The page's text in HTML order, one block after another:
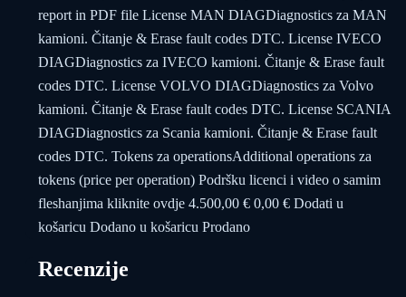
report in PDF file License MAN DIAGDiagnostics za MAN
kamioni. Čitanje & Erase fault codes DTC. License IVECO
DIAGDiagnostics za IVECO kamioni. Čitanje & Erase fault
codes DTC. License VOLVO DIAGDiagnostics za Volvo
kamioni. Čitanje & Erase fault codes DTC. License SCANIA
DIAGDiagnostics za Scania kamioni. Čitanje & Erase fault
codes DTC. Tokens za operationsAdditional operations za
tokens (price per operation) Podršku licenci i video o samim
fleshanjima kliknite ovdje 4.500,00 € 0,00 € Dodati u
košaricu Dodano u košaricu Prodano
Recenzije